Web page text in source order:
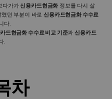
다가가 신용카드현금화 정보를 다시 살
던 부분이 바로 신용카드현금화 수수료
다.
드현금화 수수료 비교 기준과 신용카드
.
차